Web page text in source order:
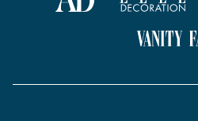
Vanity Fair